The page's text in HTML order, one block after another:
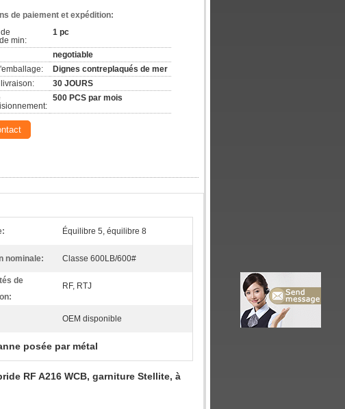
de paiement et expédition:
min:
1 pc
negotiable
Dignes contreplaqués de mer
30 JOURS
500 PCS par mois
Équilibre 5, équilibre 8
nominale: Classe 600LB/600#
de
RF, RTJ
OEM disponible
posée par métal
RF A216 WCB, garniture Stellite, à